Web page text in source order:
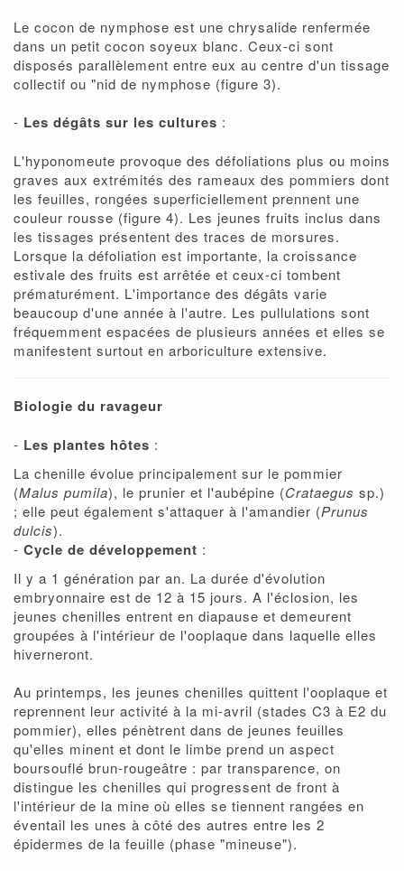
Le cocon de nymphose est une chrysalide renfermée
dans un petit cocon soyeux blanc. Ceux-ci sont
disposés parallèlement entre eux au centre d'un tissage
collectif ou "nid de nymphose (figure 3).
- Les dégâts sur les cultures :
L'hyponomeute provoque des défoliations plus ou moins
graves aux extrémités des rameaux des pommiers dont
les feuilles, rongées superficiellement prennent une
couleur rousse (figure 4). Les jeunes fruits inclus dans
les tissages présentent des traces de morsures.
Lorsque la défoliation est importante, la croissance
estivale des fruits est arrêtée et ceux-ci tombent
prématurément. L'importance des dégâts varie
beaucoup d'une année à l'autre. Les pullulations sont
fréquemment espacées de plusieurs années et elles se
manifestent surtout en arboriculture extensive.
Biologie du ravageur
- Les plantes hôtes :
La chenille évolue principalement sur le pommier
(Malus pumila), le prunier et l'aubépine (Crataegus sp.)
; elle peut également s'attaquer à l'amandier (Prunus
dulcis).
- Cycle de développement :
Il y a 1 génération par an. La durée d'évolution
embryonnaire est de 12 à 15 jours. A l'éclosion, les
jeunes chenilles entrent en diapause et demeurent
groupées à l'intérieur de l'ooplaque dans laquelle elles
hiverneront.
Au printemps, les jeunes chenilles quittent l'ooplaque et
reprennent leur activité à la mi-avril (stades C3 à E2 du
pommier), elles pénètrent dans de jeunes feuilles
qu'elles minent et dont le limbe prend un aspect
boursouflé brun-rougeâtre : par transparence, on
distingue les chenilles qui progressent de front à
l'intérieur de la mine où elles se tiennent rangées en
éventail les unes à côté des autres entre les 2
épidermes de la feuille (phase "mineuse").